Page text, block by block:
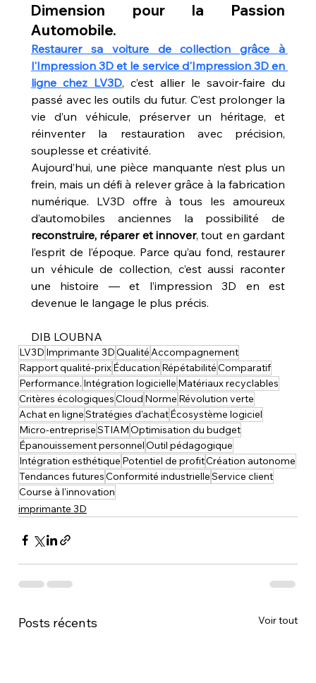
Dimension pour la Passion
Automobile.
Restaurer sa voiture de collection grâce à
l'Impression 3D et le service d'Impression 3D en
ligne chez LV3D, c’est allier le savoir-faire du
passé avec les outils du futur. C’est prolonger la
vie d’un véhicule, préserver un héritage, et
réinventer la restauration avec précision,
souplesse et créativité.
Aujourd’hui, une pièce manquante n’est plus un
frein, mais un défi à relever grâce à la fabrication
numérique. LV3D offre à tous les amoureux
reconstruire, réparer et innover, tout en gardant
l’esprit de l’époque. Parce qu’au fond, restaurer
un véhicule de collection, c’est aussi raconter
une histoire — et l’impression 3D en est
devenue le langage le plus précis.
DIB LOUBNA
LV3D Imprimante 3DQualité Accompagnement
Rapport qualité-prixÉducation RépétabilitéComparatif
Performance. Intégration logicielle Matériaux recyclables
Critères écologiquesCloud Norme Révolution verte
Achat en ligneStratégies d'achatÉcosystème logiciel
Micro-entrepriseSTIAMOptimisation du budget
Épanouissement personnelOutil pédagogique
Intégration esthétique Potentiel de profitCréation autonome
Tendances futuresConformité industrielleService client
Course à l'innovation
imprimante 3D
Posts récents Voir tout